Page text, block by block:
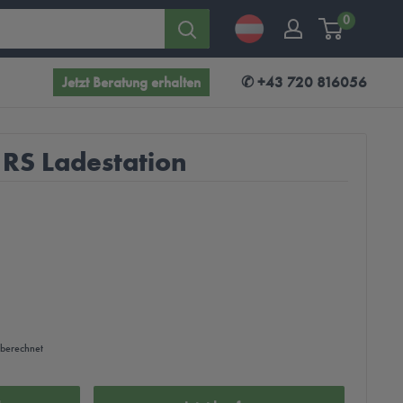
0
✆ +43 720 816056
Jetzt Beratung erhalten
Ladestation